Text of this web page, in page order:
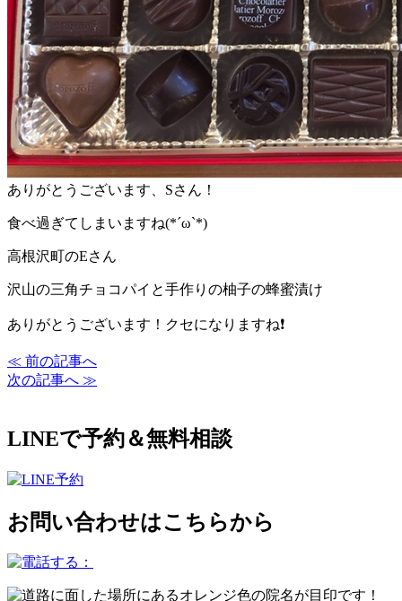
ありがとうございます、Sさん！
食べ過ぎてしまいますね(*´ω`*)
高根沢町のEさん
沢山の三角チョコパイと手作りの柚子の蜂蜜漬け
ありがとうございます！クセになりますね❗️
≪ 前の記事へ
次の記事へ ≫
LINEで予約＆無料相談
お問い合わせはこちらから